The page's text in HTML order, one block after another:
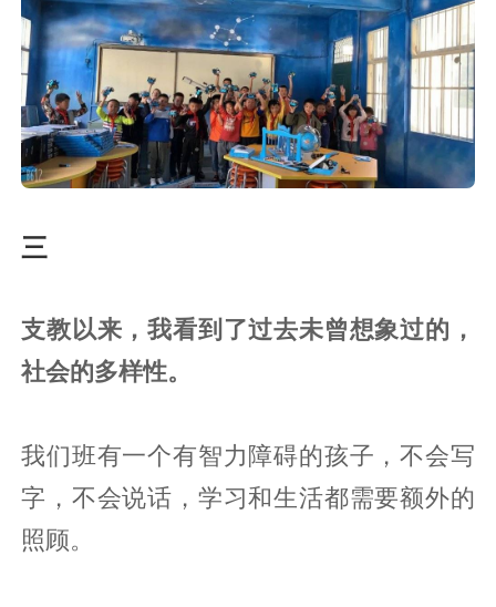
三
支教以来，我看到了过去未曾想象过的，
社会的多样性。
我们班有一个有智力障碍的孩子，不会写
字，不会说话，学习和生活都需要额外的
照顾。